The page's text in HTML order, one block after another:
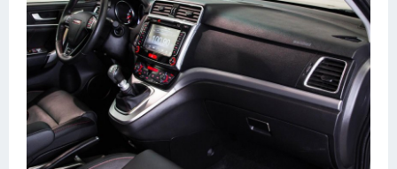
Инфинити
ЛУАЗ
Фиат
Ситроен
Субару